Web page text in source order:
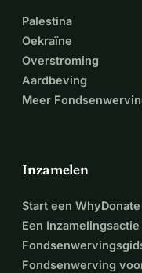
Palestina
Oekraïne
Overstroming
Aardbeving
Meer
Inzamelen
Start een
Een
Fondsenwerving